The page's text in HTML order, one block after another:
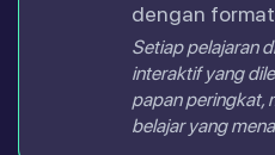
dengan
Setiap pelajaran
interaktif yang
papan peringkat,
belajar yang